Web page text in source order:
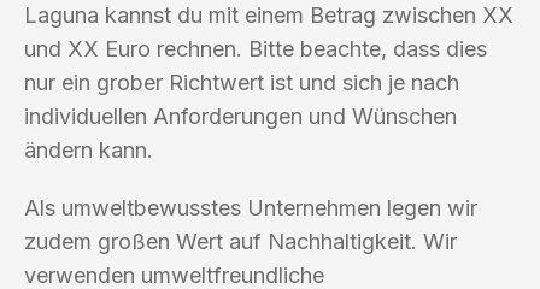
Laguna kannst du mit einem Betrag zwischen XX
und XX Euro rechnen. Bitte beachte, dass dies
nur ein grober Richtwert ist und sich je nach
individuellen Anforderungen und Wünschen
ändern kann.
Als umweltbewusstes Unternehmen legen wir
zudem großen Wert auf Nachhaltigkeit. Wir
verwenden umweltfreundliche